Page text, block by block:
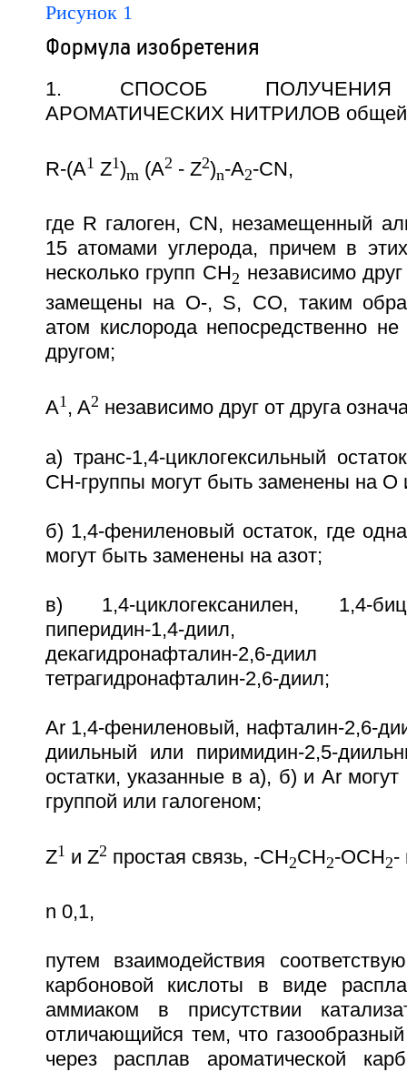
Рисунок 1
Формула изобретения
1. СПОСОБ ПОЛУЧЕНИЯ
АРОМАТИЧЕСКИХ НИТРИЛОВ
R-(A1 Z1)m (A2 - Z2)n-A2-CN,
где R галоген, CN, незамещенный
15 атомами углерода, причем в
несколько групп CH2 независимо
замещены на О-, S, CO, таким
атом кислорода непосредственно
другом;
A1, A2 независимо друг от друга
а) транс-1,4-циклогексильный
СН-группы могут быть заменены на О
б) 1,4-фениленовый остаток, где
могут быть заменены на азот;
в) 1,4-циклогексанилен, 1,4-
пиперидин-1,4-диил,
декагидронафталин-2,6-
тетрагидронафталин-2,6-диил;
Ar 1,4-фениленовый, нафталин-2,6-
диильный или пиримидин-2,5-
остатки, указанные в а), б) и Ar
группой или галогеном;
Z1 и Z2 простая связь, -CH2CH2-OCH2-
n 0,1,
путем взаимодействия
карбоновой кислоты в виде
аммиаком в присутствии
отличающийся тем, что
через расплав ароматической